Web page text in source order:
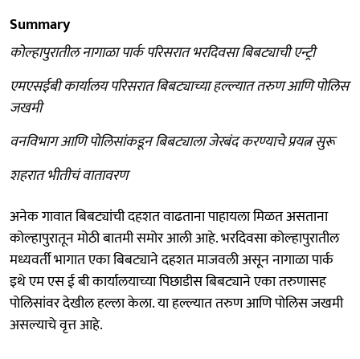
Summary
कोल्हापुरातील नागाळा पार्क परिसरात भरदिवसा बिबट्याची एन्ट्री
एमएसईबी कार्यालय परिसरात बिबट्याच्या हल्ल्यात तरुण आणि पोलिस
जखमी
वनविभाग आणि पोलिसांकडून बिबट्याला जेरबंद करण्याचे प्रयत्न सुरू
शहरात भीतीचं वातावरण
अनेक गावात बिबट्यांची दहशत वाढताना पाहायला मिळत असताना
कोल्हापुरातून मोठी बातमी समोर आली आहे. भरदिवसा कोल्हापुरातील
मध्यवर्ती भागात एका बिबट्याने दहशत माजवली असून नागाळा पार्क
इथे एम एस ई बी कार्यालयाच्या पिछाडीस बिबट्याने एका तरुणासह
पोलिसांवर देखील हल्ला केला. या हल्ल्यात तरुण आणि पोलिस जखमी
असल्याचे वृत्त आहे.